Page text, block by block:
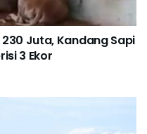
Juta, Kandang Sapi
3 Ekor